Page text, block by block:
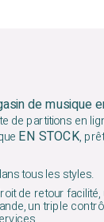
de musique
de partitions en
EN STOCK,
tous les styles.
de retour
un triple